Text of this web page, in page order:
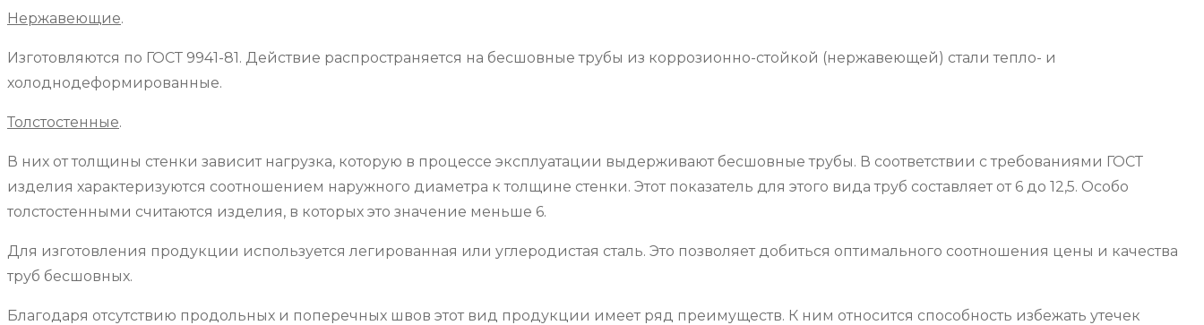
Нержавеющие.
Изготовляются по ГОСТ 9941-81. Действие распространяется на бесшовные трубы из коррозионно-стойкой (нержавеющей) стали тепло- и
холоднодеформированные.
Толстостенные.
В них от толщины стенки зависит нагрузка, которую в процессе эксплуатации выдерживают бесшовные трубы. В соответствии с требованиями ГОСТ
изделия характеризуются соотношением наружного диаметра к толщине стенки. Этот показатель для этого вида труб составляет от 6 до 12,5. Особо
толстостенными считаются изделия, в которых это значение меньше 6.
Для изготовления продукции используется легированная или углеродистая сталь. Это позволяет добиться оптимального соотношения цены и качества
труб бесшовных.
Благодаря отсутствию продольных и поперечных швов этот вид продукции имеет ряд преимуществ. К ним относится способность избежать утечек